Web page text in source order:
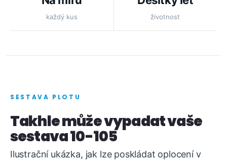
každý kus životnost
SESTAVA PLOTU
Takhle může vypadat vaše
sestava 10-105
Ilustrační ukázka, jak lze poskládat oplocení v